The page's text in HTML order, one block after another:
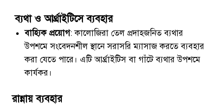
ব্যথা ও আর্থ্রাইটিসে ব্যবহার
বাহ্যিক প্রয়োগ: কালোজিরা তেল প্রদাহজনিত ব্যথার
উপশমে সংবেদনশীল স্থানে সরাসরি ম্যাসাজ করতে ব্যবহার
করা যেতে পারে। এটি আর্থ্রাইটিস বা গাঁটে ব্যথার উপশমে
কার্যকর।
রান্নায় ব্যবহার